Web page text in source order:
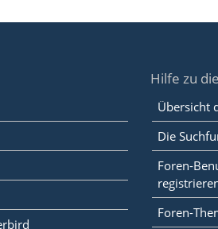
Hilfe zu
Übersicht
Die
Foren-
Foren-